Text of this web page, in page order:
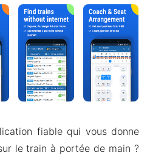
fiable qui vous donne
le train à portée de main ?